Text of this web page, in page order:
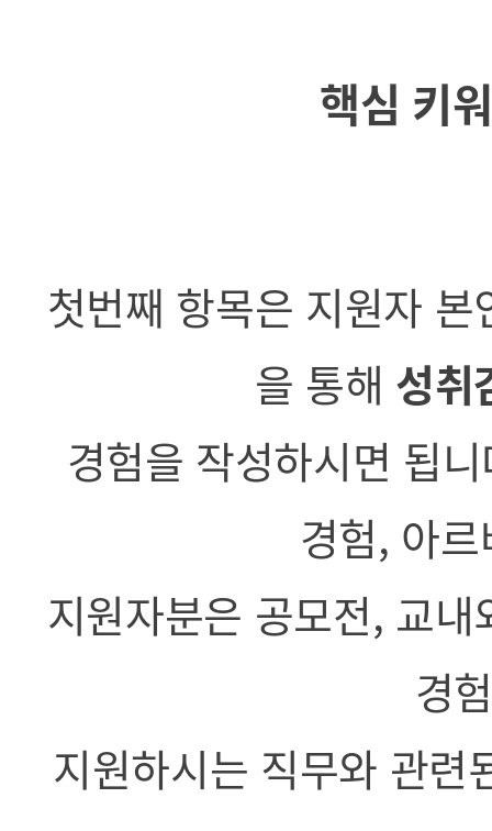
핵심 키
첫번째 항목은 지원자
을 통해 성취
경험을 작성하시면 됩
경험, 아
지원자분은 공모전, 교
경
지원하시는 직무와 관련